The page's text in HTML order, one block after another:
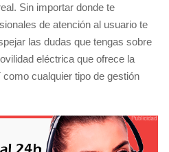
Sin importar donde te
de atención al usuario te
las dudas que tengas sobre
eléctrica que ofrece la
cualquier tipo de gestión